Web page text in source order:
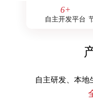
6+
自主开发平台
自主研发、本地